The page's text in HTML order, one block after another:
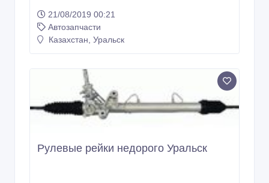
21/08/2019 00:21
Автозапчасти
Казахстан, Уральск
Рулевые рейки недорого Уральск